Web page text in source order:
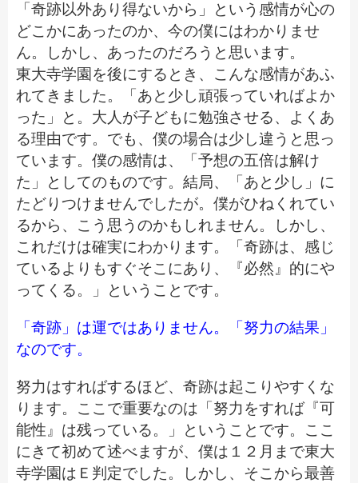
「奇跡以外あり得ないから」という感情が心の
どこかにあったのか、今の僕にはわかりませ
ん。しかし、あったのだろうと思います。
東大寺学園を後にするとき、こんな感情があふ
れてきました。「あと少し頑張っていればよか
った」と。大人が子どもに勉強させる、よくあ
る理由です。でも、僕の場合は少し違うと思っ
ています。僕の感情は、「予想の五倍は解け
た」としてのものです。結局、「あと少し」に
たどりつけませんでしたが。僕がひねくれてい
るから、こう思うのかもしれません。しかし、
これだけは確実にわかります。「奇跡は、感じ
ているよりもすぐそこにあり、『必然』的にや
ってくる。」ということです。
「奇跡」は運ではありません。「努力の結果」
なのです。
努力はすればするほど、奇跡は起こりやすくな
ります。ここで重要なのは「努力をすれば『可
能性』は残っている。」ということです。ここ
にきて初めて述べますが、僕は１２月まで東大
寺学園はＥ判定でした。しかし、そこから最善
メールでのお問い合わせ